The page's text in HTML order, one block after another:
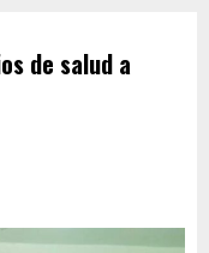
de salud a